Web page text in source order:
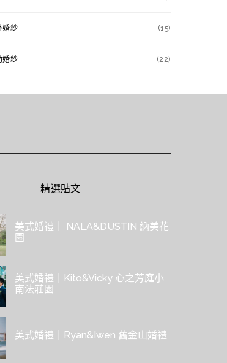
婚紗 (15)
婚紗 (22)
精選貼文
美式婚禮｜ NALA&DUSTIN 納美花
園
美式婚禮｜Kito&Vicky 心之芳庭小
南法莊園
美式婚禮｜Ryan&Iwen 舊金山婚禮